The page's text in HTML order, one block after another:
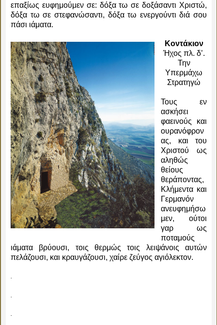
επαξίως ευφημούμεν σε: δόξα τω σε δοξάσαντι Χριστώ,
δόξα τω σε στεφανώσαντι, δόξα τω ενεργούντι διά σου
πάσι ιάματα.
Κοντάκιον
Ήχος πλ. δ’.
Την
Υπερμάχω
Στρατηγώ
Τους εν
ασκήσει
φαεινούς και
ουρανόφρον
ας, και του
Χριστού ως
αληθώς
θείους
θεράποντας,
Κλήμεντα και
Γερμανόν
ανευφημήσω
μεν, ούτοι
γαρ ως
ποταμούς
ιάματα βρύουσι, τοις θερμώς τοις λειψάνοις αυτών
πελάζουσι, και κραυγάζουσι, χαίρε ζεύγος αγιόλεκτον.
.
.